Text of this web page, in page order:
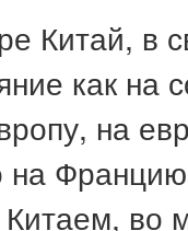
Китай, в
как на
на
на
во